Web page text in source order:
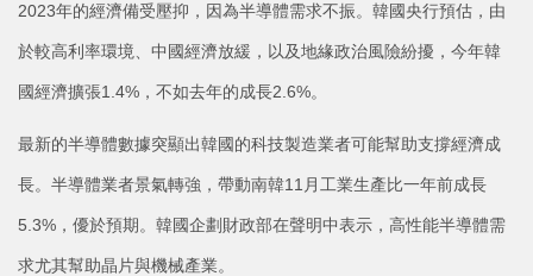
2023年的經濟備受壓抑，因為半導體需求不振。韓國央行預估，由
於較高利率環境、中國經濟放緩，以及地緣政治風險紛擾，今年韓
國經濟擴張1.4%，不如去年的成長2.6%。
最新的半導體數據突顯出韓國的科技製造業者可能幫助支撐經濟成
長。半導體業者景氣轉強，帶動南韓11月工業生產比一年前成長
5.3%，優於預期。韓國企劃財政部在聲明中表示，高性能半導體需
求尤其幫助晶片與機械產業。